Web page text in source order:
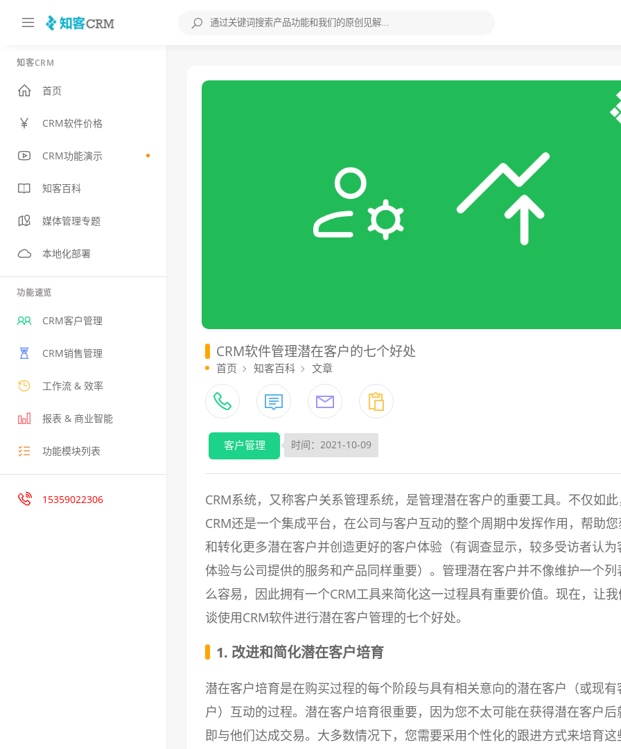
知客CRM
首页
CRM软件价格
CRM功能演示
知客百科
媒体管理专题
本地化部署
功能速览
CRM客户管理
CRM销售管理
工作流 & 效率
报表 & 商业智能
功能模块列表
15359022306
CRM软件管理潜在客户的七个好处
首页 知客百科 文章
客户管理 时间：2021-10-09
CRM系统，又称客户关系管理系统，是管理潜在客户的重要工具。不仅如此
CRM还是一个集成平台，在公司与客户互动的整个周期中发挥作用，帮助您
和转化更多潜在客户并创造更好的客户体验（有调查显示，较多受访者认为
体验与公司提供的服务和产品同样重要）。管理潜在客户并不像维护一个列
么容易，因此拥有一个CRM工具来简化这一过程具有重要价值。现在，让我
谈使用CRM软件进行潜在客户管理的七个好处。
1. 改进和简化潜在客户培育
潜在客户培育是在购买过程的每个阶段与具有相关意向的潜在客户（或现有
户）互动的过程。潜在客户培育很重要，因为您不太可能在获得潜在客户后
即与他们达成交易。大多数情况下，您需要采用个性化的跟进方式来培育这